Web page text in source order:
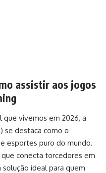
assistir aos jogos
que vivemos em 2026, a
se destaca como o
esportes puro do mundo.
conecta torcedores em
ideal para quem